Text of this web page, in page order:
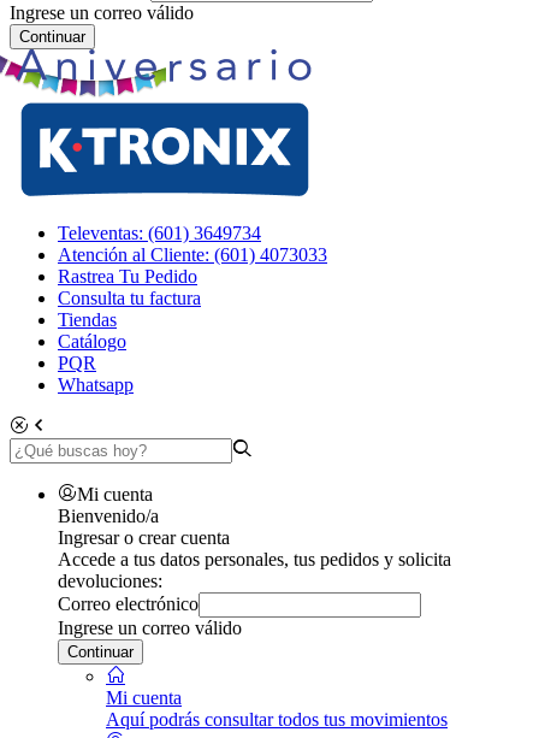
Ingrese un correo válido
Continuar
Televentas: (601) 3649734
Atención al Cliente: (601) 4073033
Rastrea Tu Pedido
Consulta tu factura
Tiendas
Catálogo
PQR
Whatsapp
Mi cuenta
Bienvenido/a
Ingresar o crear cuenta
Accede a tus datos personales, tus pedidos y solicita
devoluciones:
Correo electrónico
Ingrese un correo válido
Continuar
Mi cuenta
Aquí podrás consultar todos tus movimientos